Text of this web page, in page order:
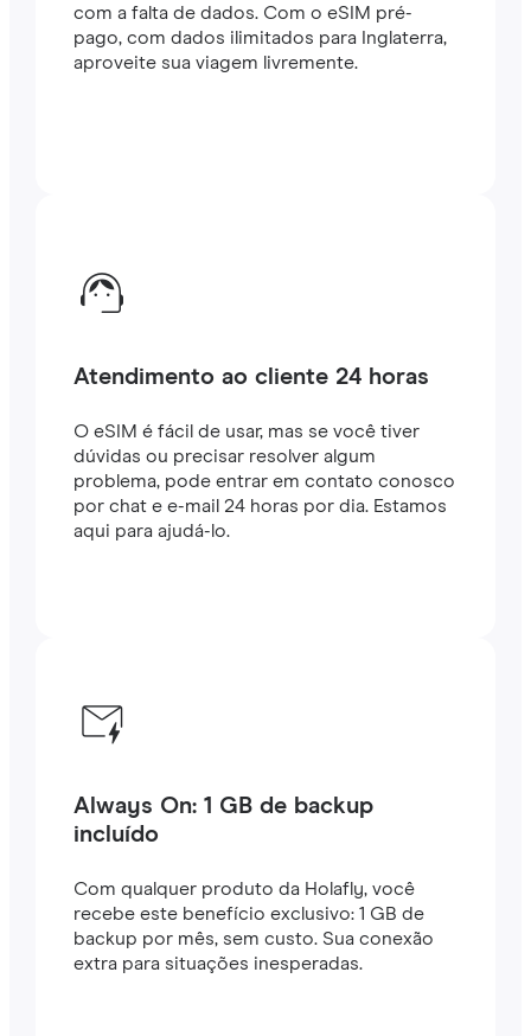
com a falta de dados. Com o eSIM pré-
pago, com dados ilimitados para Inglaterra,
aproveite sua viagem livremente.
Atendimento ao cliente 24 horas
O eSIM é fácil de usar, mas se você tiver
dúvidas ou precisar resolver algum
problema, pode entrar em contato conosco
por chat e e-mail 24 horas por dia. Estamos
aqui para ajudá-lo.
Always On: 1 GB de backup
incluído
Com qualquer produto da Holafly, você
recebe este benefício exclusivo: 1 GB de
backup por mês, sem custo. Sua conexão
extra para situações inesperadas.